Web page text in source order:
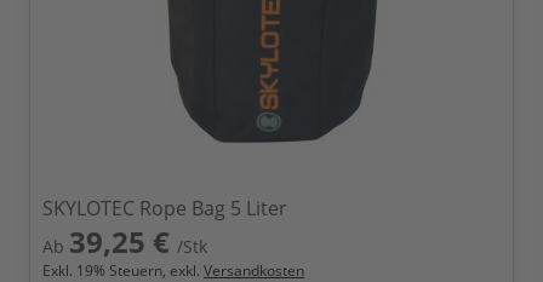
SKYLOTEC Rope Bag 5 Liter
Ab 39,25 € /Stk
Exkl. 19% Steuern, exkl. Versandkosten